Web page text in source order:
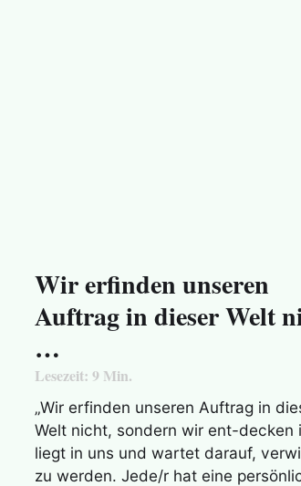
Wir erfinden unseren
Auftrag in dieser Welt
…
Lesezeit: 9Min.
„Wir erfinden unseren Auftrag in
Welt nicht, sondern wir ent-decken
liegt in uns und wartet darauf,
zu werden. Jede/r hat eine